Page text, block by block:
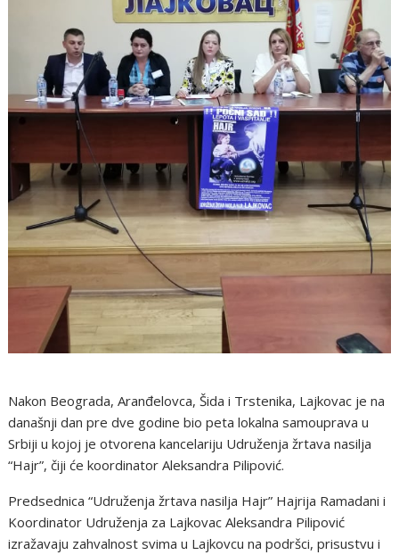
Nakon Beograda, Aranđelovca, Šida i Trstenika, Lajkovac je na
današnji dan pre dve godine bio peta lokalna samouprava u
Srbiji u kojoj je otvorena kancelariju Udruženja žrtava nasilja
“Hajr”, čiji će koordinator Aleksandra Pilipović.
Predsednica “Udruženja žrtava nasilja Hajr” Hajrija Ramadani i
Koordinator Udruženja za Lajkovac Aleksandra Pilipović
izražavaju zahvalnost svima u Lajkovcu na podršci, prisustvu i